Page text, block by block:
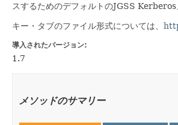
スするためのデフォルトのJGSS
キー・タブのファイル形式については、
導入されたバージョン:
1.7
メソッドのサマリー